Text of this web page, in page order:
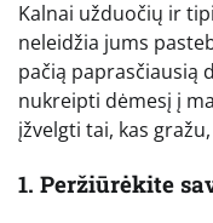
Kalnai užduočių ir
neleidžia jums
pačią paprasčiausią
nukreipti dėmesį į
įžvelgti tai, kas
1. Peržiūrėkite